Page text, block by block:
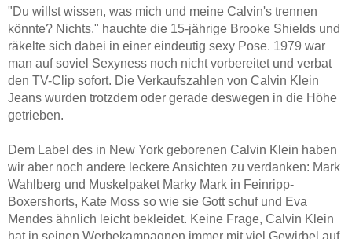
"Du willst wissen, was mich und meine Calvin's trennen
könnte? Nichts." hauchte die 15-jährige Brooke Shields und
räkelte sich dabei in einer eindeutig sexy Pose. 1979 war
man auf soviel Sexyness noch nicht vorbereitet und verbat
den TV-Clip sofort. Die Verkaufszahlen von Calvin Klein
Jeans wurden trotzdem oder gerade deswegen in die Höhe
getrieben.
Dem Label des in New York geborenen Calvin Klein haben
wir aber noch andere leckere Ansichten zu verdanken: Mark
Wahlberg und Muskelpaket Marky Mark in Feinripp-
Boxershorts, Kate Moss so wie sie Gott schuf und Eva
Mendes ähnlich leicht bekleidet. Keine Frage, Calvin Klein
hat in seinen Werbekampagnen immer mit viel Gewirbel auf